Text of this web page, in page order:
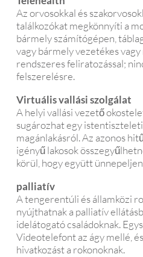
Az orvosokkal és
találkozókat megkönnyíti a
bármely számítógépen,
vagy bármely vezetékes
rendszeres feliratozással;
felszerelésre.
Virtuális vallási szolgálat
A helyi vallási vezető
sugározhat egy
magánlakásról. Az azonos
igényű lakosok
körül, hogy együtt
palliatív
A tengerentúli és államközi
nyújthatnak a palliatív
idelátogató családoknak.
Videotelefont az ágy mellé,
hivatkozást a rokonoknak.